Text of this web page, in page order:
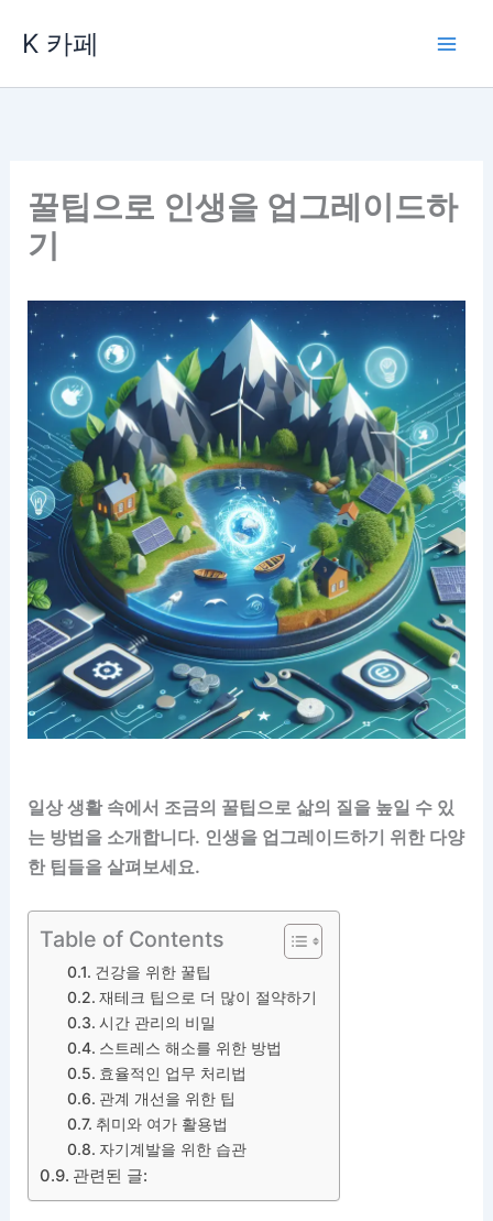
K 카페
꿀팁으로 인생을 업그레이드하
기
일상 생활 속에서 조금의 꿀팁으로 삶의 질을 높일 수 있
는 방법을 소개합니다. 인생을 업그레이드하기 위한 다양
한 팁들을 살펴보세요.
Table of Contents
건강을 위한 꿀팁
재테크 팁으로 더 많이 절약하기
시간 관리의 비밀
스트레스 해소를 위한 방법
효율적인 업무 처리법
관계 개선을 위한 팁
취미와 여가 활용법
자기계발을 위한 습관
관련된 글: